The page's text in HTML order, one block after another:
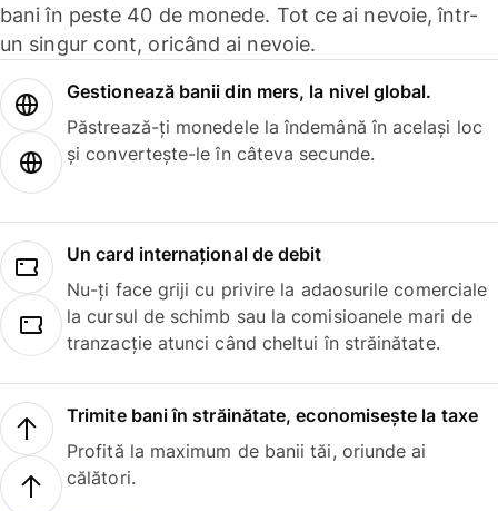
bani în peste 40 de monede. Tot ce ai nevoie, într-
un singur cont, oricând ai nevoie.
Gestionează banii din mers, la nivel global.
Păstrează-ți monedele la îndemână în același loc
și convertește-le în câteva secunde.
Un card internațional de debit
Nu-ți face griji cu privire la adaosurile comerciale
la cursul de schimb sau la comisioanele mari de
tranzacție atunci când cheltui în străinătate.
Trimite bani în străinătate, economisește la taxe
Profită la maximum de banii tăi, oriunde ai
călători.